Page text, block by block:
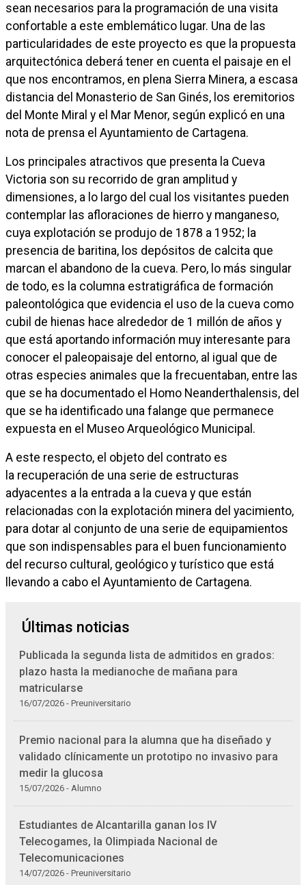
sean necesarios para la programación de una visita
confortable a este emblemático lugar. Una de las
particularidades de este proyecto es que la propuesta
arquitectónica deberá tener en cuenta el paisaje en el
que nos encontramos, en plena Sierra Minera, a escasa
distancia del Monasterio de San Ginés, los eremitorios
del Monte Miral y el Mar Menor, según explicó en una
nota de prensa el Ayuntamiento de Cartagena.
Los principales atractivos que presenta la Cueva
Victoria son su recorrido de gran amplitud y
dimensiones, a lo largo del cual los visitantes pueden
contemplar las afloraciones de hierro y manganeso,
cuya explotación se produjo de 1878 a 1952; la
presencia de baritina, los depósitos de calcita que
marcan el abandono de la cueva. Pero, lo más singular
de todo, es la columna estratigráfica de formación
paleontológica que evidencia el uso de la cueva como
cubil de hienas hace alrededor de 1 millón de años y
que está aportando información muy interesante para
conocer el paleopaisaje del entorno, al igual que de
otras especies animales que la frecuentaban, entre las
que se ha documentado el Homo Neanderthalensis, del
que se ha identificado una falange que permanece
expuesta en el Museo Arqueológico Municipal.
A este respecto, el objeto del contrato es
la recuperación de una serie de estructuras
adyacentes a la entrada a la cueva y que están
relacionadas con la explotación minera del yacimiento,
para dotar al conjunto de una serie de equipamientos
que son indispensables para el buen funcionamiento
del recurso cultural, geológico y turístico que está
llevando a cabo el Ayuntamiento de Cartagena.
Últimas noticias
Publicada la segunda lista de admitidos en grados:
plazo hasta la medianoche de mañana para
matricularse
16/07/2026 - Preuniversitario
Premio nacional para la alumna que ha diseñado y
validado clínicamente un prototipo no invasivo para
medir la glucosa
15/07/2026 - Alumno
Estudiantes de Alcantarilla ganan los IV
Telecogames, la Olimpiada Nacional de
Telecomunicaciones
14/07/2026 - Preuniversitario